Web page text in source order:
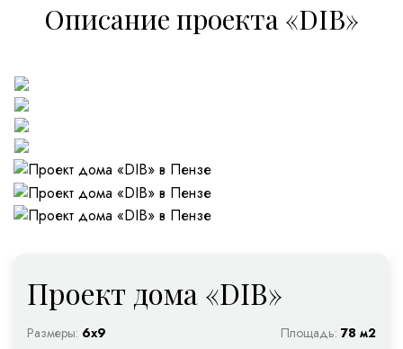
Описание проекта «DIB»
Проект дома «DIB»
Размеры: 6х9 Площадь: 78 м2